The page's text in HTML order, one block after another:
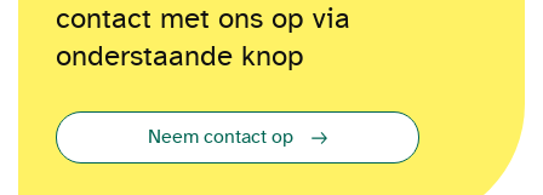
contact met ons op via
onderstaande knop
Neem contact op